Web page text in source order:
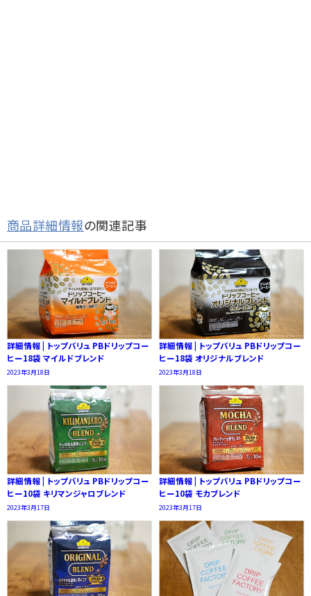
商品詳細情報の関連記事
詳細情報 | トップバリュ PBドリップコー
ヒー18袋 マイルドブレンド
2023年3月18日
詳細情報 | トップバリュ PBドリップコー
ヒー18袋 オリジナルブレンド
2023年3月18日
詳細情報 | トップバリュ PBドリップコー
ヒー10袋 キリマンジャロブレンド
2023年3月17日
詳細情報 | トップバリュ PBドリップコー
ヒー10袋 モカブレンド
2023年3月17日